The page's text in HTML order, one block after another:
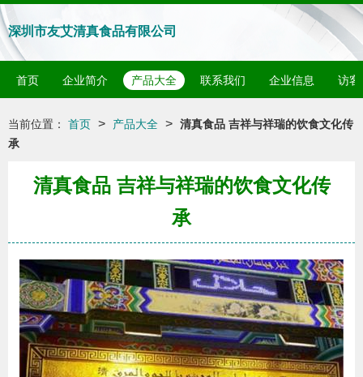
深圳市友艾清真食品有限公司
首页 企业简介 产品大全 联系我们 企业信息 访客
当前位置： 首页 > 产品大全 > 清真食品 吉祥与祥瑞的饮食文化传
承
清真食品 吉祥与祥瑞的饮食文化传
承